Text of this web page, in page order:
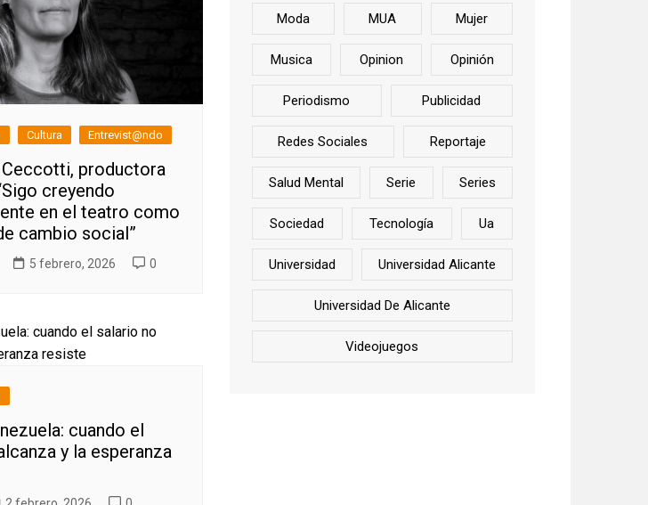
Cultura Entrevist@ndo
Ceccotti, productora
creyendo
en el teatro como
cambio social”
5 febrero, 2026 0
cuando el
y la esperanza
Moda MUA Mujer
Musica Opinion Opinión
Periodismo Publicidad
Redes Sociales Reportaje
Salud Mental Serie Series
Sociedad Tecnología Ua
Universidad Universidad Alicante
Universidad De Alicante
Videojuegos